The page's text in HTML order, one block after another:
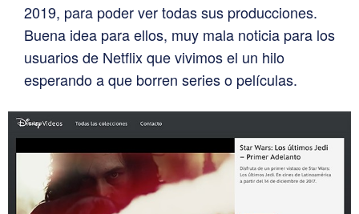
2019, para poder ver todas sus producciones.
Buena idea para ellos, muy mala noticia para los
usuarios de Netflix que vivimos el un hilo
esperando a que borren series o películas.